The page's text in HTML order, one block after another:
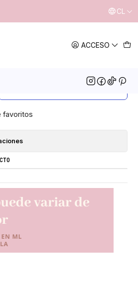
ACCESO
CL
madura
COMPRAR AHORA
favoritos